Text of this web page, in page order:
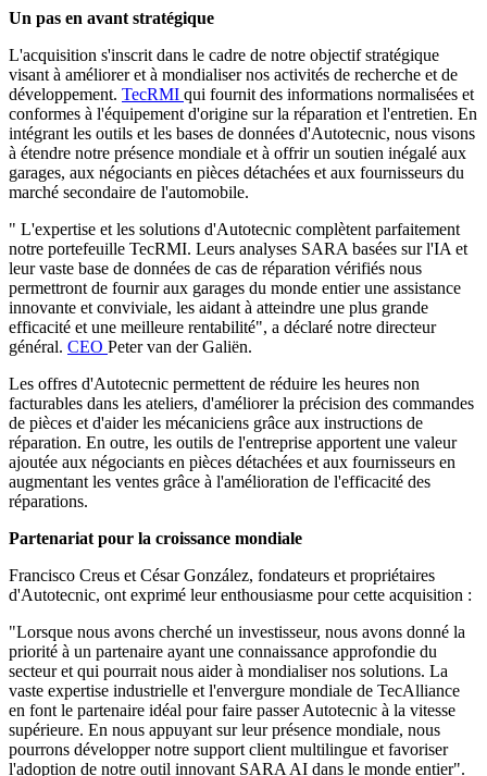
Un pas en avant stratégique
L'acquisition s'inscrit dans le cadre de notre objectif stratégique
visant à améliorer et à mondialiser nos activités de recherche et de
développement. TecRMI qui fournit des informations normalisées et
conformes à l'équipement d'origine sur la réparation et l'entretien. En
intégrant les outils et les bases de données d'Autotecnic, nous visons
à étendre notre présence mondiale et à offrir un soutien inégalé aux
garages, aux négociants en pièces détachées et aux fournisseurs du
marché secondaire de l'automobile.
" L'expertise et les solutions d'Autotecnic complètent parfaitement
notre portefeuille TecRMI. Leurs analyses SARA basées sur l'IA et
leur vaste base de données de cas de réparation vérifiés nous
permettront de fournir aux garages du monde entier une assistance
innovante et conviviale, les aidant à atteindre une plus grande
efficacité et une meilleure rentabilité", a déclaré notre directeur
général. CEO Peter van der Galiën.
Les offres d'Autotecnic permettent de réduire les heures non
facturables dans les ateliers, d'améliorer la précision des commandes
de pièces et d'aider les mécaniciens grâce aux instructions de
réparation. En outre, les outils de l'entreprise apportent une valeur
ajoutée aux négociants en pièces détachées et aux fournisseurs en
augmentant les ventes grâce à l'amélioration de l'efficacité des
réparations.
Partenariat pour la croissance mondiale
Francisco Creus et César González, fondateurs et propriétaires
d'Autotecnic, ont exprimé leur enthousiasme pour cette acquisition :
"Lorsque nous avons cherché un investisseur, nous avons donné la
priorité à un partenaire ayant une connaissance approfondie du
secteur et qui pourrait nous aider à mondialiser nos solutions. La
vaste expertise industrielle et l'envergure mondiale de TecAlliance
en font le partenaire idéal pour faire passer Autotecnic à la vitesse
supérieure. En nous appuyant sur leur présence mondiale, nous
pourrons développer notre support client multilingue et favoriser
l'adoption de notre outil innovant SARA AI dans le monde entier".